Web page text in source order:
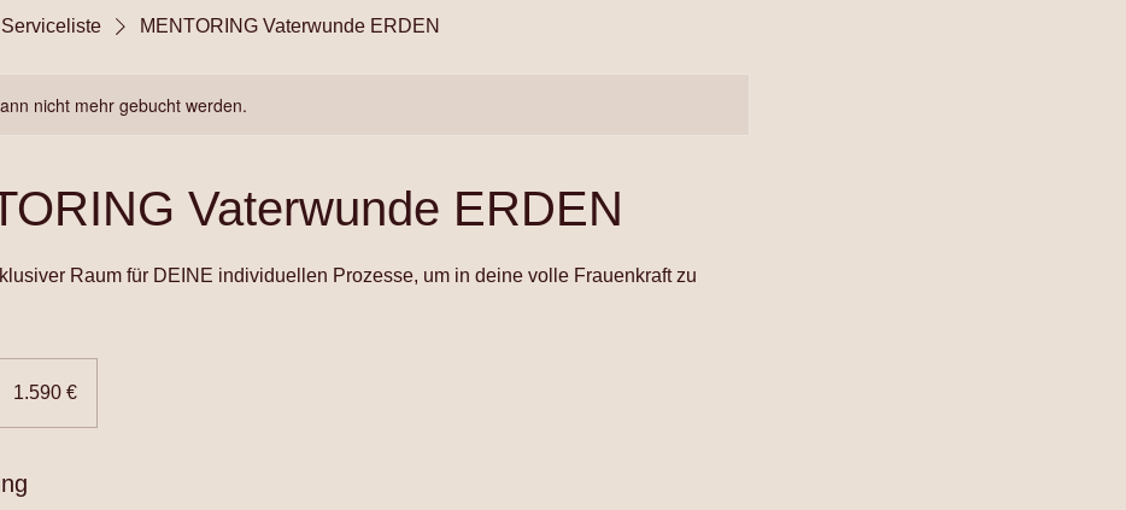
Serviceliste MENTORING Vaterwunde ERDEN
nicht mehr gebucht werden.
Vaterwunde ERDEN
Raum für DEINE individuellen Prozesse, um in deine volle Frauenkraft zu
1.590 €